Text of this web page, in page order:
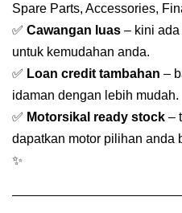
Spare Parts, Accessories,
✅ Cawangan luas – kini
untuk kemudahan anda.
✅ Loan credit tambahan –
idaman dengan lebih mudah.
✅ Motorsikal ready stock –
dapatkan motor pilihan
✨